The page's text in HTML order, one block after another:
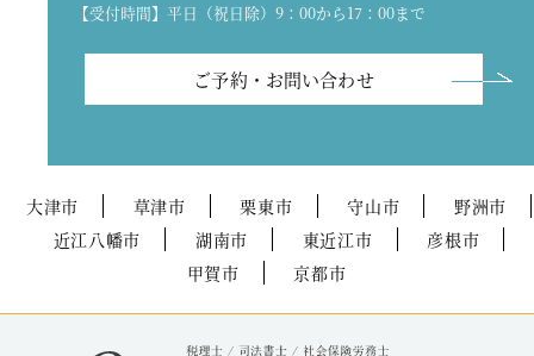
【受付時間】平日（祝日除）9：00から17：00まで
ご予約・お問い合わせ
大津市 草津市 栗東市 守山市
野洲市
近江八幡市
湖南市 東近江市
彦根市
甲賀市
京都市